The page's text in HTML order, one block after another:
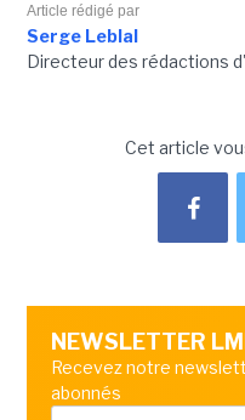
Article rédigé par
Serge Leblal
Directeur des rédactions
Cet article
NEWSLETTER
Recevez notre
abonnés